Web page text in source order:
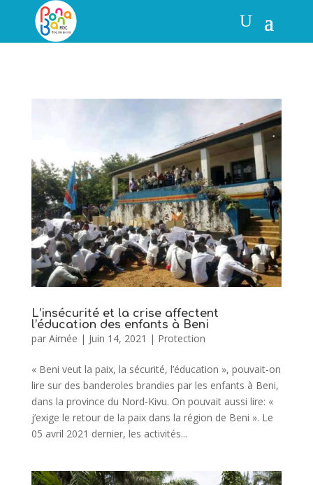
L’insécurité et la crise affectent
l’éducation des enfants à Beni
par Aimée | Juin 14, 2021 | Protection
« Beni veut la paix, la sécurité, l’éducation », pouvait-on
lire sur des banderoles brandies par les enfants à Beni,
dans la province du Nord-Kivu. On pouvait aussi lire: «
j’exige le retour de la paix dans la région de Beni ». Le
05 avril 2021 dernier, les activités...